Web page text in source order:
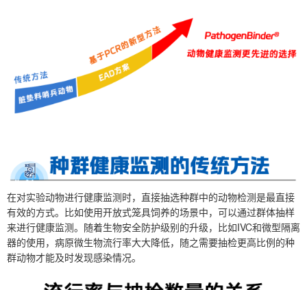
在对实验动物进行健康监测时，直接抽选种群中的动物检测是最直接
有效的方式。比如使用开放式笼具饲养的场景中，可以通过群体抽样
来进行健康监测。随着生物安全防护级别的升级，比如IVC和微型隔离
器的使用，病原微生物流行率大大降低，随之需要抽检更高比例的种
群动物才能及时发现感染情况。